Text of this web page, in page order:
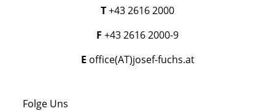
T +43 2616 2000
F +43 2616 2000-9
E office(AT)josef-fuchs.at
Folge Uns